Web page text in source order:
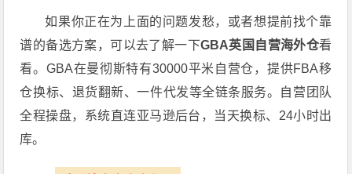
如果你正在为上面的问题发愁，或者想提前找个靠
谱的备选方案，可以去了解一下GBA英国自营海外仓看
看。GBA在曼彻斯特有30000平米自营仓，提供FBA移
仓换标、退货翻新、一件代发等全链条服务。自营团队
全程操盘，系统直连亚马逊后台，当天换标、24小时出
库。